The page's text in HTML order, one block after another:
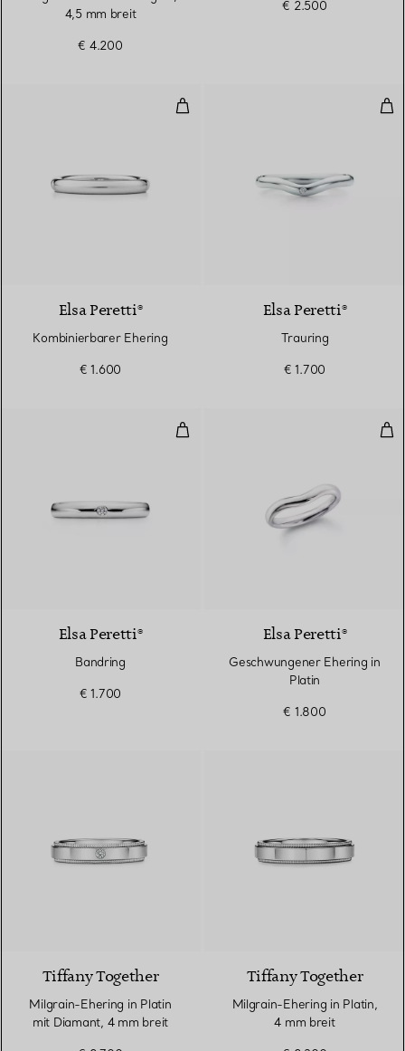
4,5 mm breit
€ 4.200
€ 2.500
Kombinierbarer Ehering
Elsa Peretti®
Kombinierbarer Ehering
€ 1.600
Elsa Peretti®
Trauring
€ 1.700
Bandring
Elsa Peretti®
Bandring
€ 1.700
Elsa Peretti®
Geschwungener Ehering in
Platin
€ 1.800
Tiffany Together
Milgrain-Ehering in Platin
mit Diamant, 4 mm breit
Tiffany Together
Milgrain-Ehering in Platin,
4 mm breit